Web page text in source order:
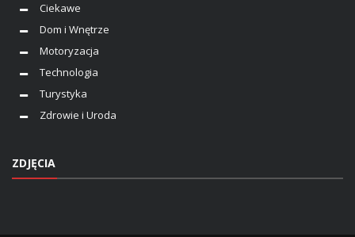
Ciekawe
Dom i Wnętrze
Motoryzacja
Technologia
Turystyka
Zdrowie i Uroda
ZDJĘCIA